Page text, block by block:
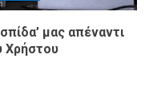
μας απέναντι
Χρήστου